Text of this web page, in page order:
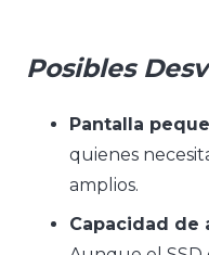
Posibles
Pantalla
quienes
amplios.
Capacidad de